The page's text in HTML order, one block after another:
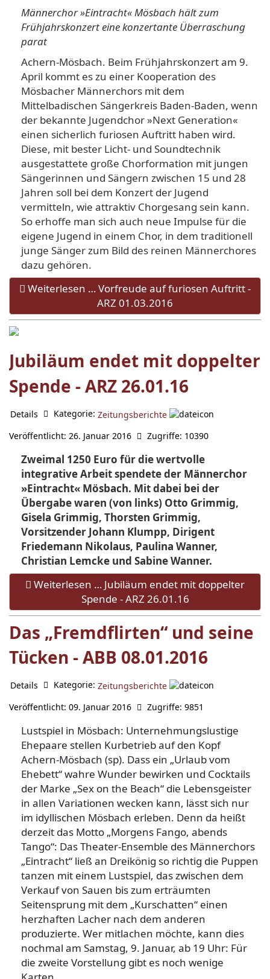
Männerchor »Eintracht« Mösbach hält zum
Frühjahrskonzert eine konzertante Überraschung
parat
Achern-Mösbach. Beim Frühjahrskonzert am 9.
April kommt es zu einer Kooperation des
Mösbacher Männerchors mit dem
Mittelbadischen Sängerkreis Baden-Baden, wenn
der bekannte Jugendchor »Next Generation«
einen sicherlich furiosen Auftritt haben wird.
Diese, mit bester Licht- und Soundtechnik
ausgestattete große Chorformation mit jungen
Sängerinnen und Sängern zwischen 15 und 28
Jahren soll bei dem Konzert der Jugend
vermitteln, wie attraktiv Chorgesang sein kann.
So erhoffe man sich auch neue Impulse für die
eigene Jugend in einem Chor, in dem traditionell
junge Sänger zum Bild des reinen Männerchores
dazu gehören.
Weiterlesen … Vorfreude auf furiosen Auftritt -
ARZ 01.03.2016
Jubiläum endet mit doppelter
Spende - ARZ 26.01.16
Details Kategorie: Zeitungsberichte
Veröffentlicht: 26. Januar 2016
Zugriffe: 10390
Zweimal 1250 Euro für die wertvolle
integrative Arbeit spendete der Männerchor
»Eintracht« Mösbach. Mit dabei bei der
Übergabe waren (von links) Otto Grimmig,
Gisela Grimmig, Thorsten Grimmig,
Vorsitzender Johann Klumpp, Dirigent
Friedemann Nikolaus, Paulina Wanner,
Christian Lemcke und Sabine Wanner.
Weiterlesen … Jubiläum endet mit doppelter
Spende - ARZ 26.01.16
Das „Fremdflirten“ und seine
Tücken - ABB 08.01.2016
Details Kategorie: Zeitungsberichte
Veröffentlicht: 09. Januar 2016
Zugriffe: 9851
Lustspiel in Mösbach: Unternehmungslustige
Ehepaare stellen Kurbetrieb auf den Kopf
Achern-Mösbach (sp). Dass ein „Urlaub vom
Ehebett“ wahre Wunder bewirken und Cocktails
der Marke „Sex on the Beach“ die Lebensgeister
in allen Variationen wecken kann, lässt sich nur
im idyllischen Mösbach erleben. Denn da heißt
derzeit das Motto „Morgens Fango, abends
Tango“: Das Theater-Ensemble des Männerchors
„Eintracht“ ließ an Dreikönig so richtig die Puppen
tanzen mit einem Lustspiel, das zwischen dem
Verkauf von Sauen bis zum erträumten
Seitensprung mit dem „Kurschatten“ einen
herzhaften Lacher nach dem anderen
produzierte. Wer mitlachen möchte, kann dies
nochmal am Samstag, 9. Januar, ab 19 Uhr: Für
die zweite Vorstellung gibt es noch wenige